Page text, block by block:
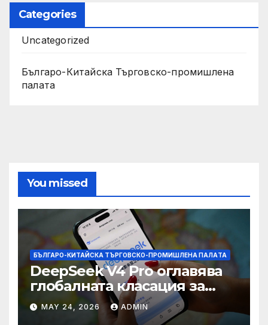
Categories
Uncategorized
Българо-Китайска Търговско-промишлена
палaта
You missed
БЪЛГАРО-КИТАЙСКА ТЪРГОВСКО-ПРОМИШЛЕНА ПАЛAТА
DeepSeek V4 Pro оглавява
глобалната класация за
печалба след 75%
намаление на цената
MAY 24, 2026 ADMIN